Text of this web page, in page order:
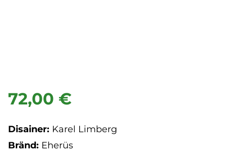
72,00 €
Disainer: Karel Limberg
Bränd: Eherüs